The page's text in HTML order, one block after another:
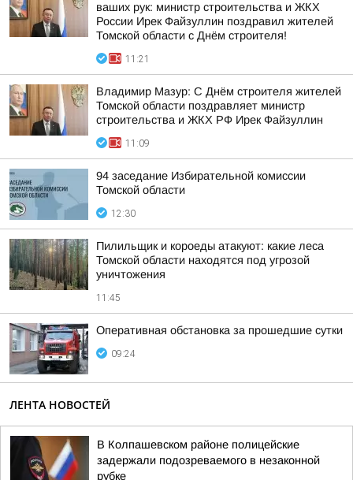
ваших рук: министр строительства и ЖКХ
России Ирек Файзуллин поздравил жителей
Томской области с Днём строителя!
11:21
Владимир Мазур: С Днём строителя жителей
Томской области поздравляет министр
строительства и ЖКХ РФ Ирек Файзуллин
11:09
94 заседание Избирательной комиссии
Томской области
12:30
Пилильщик и короеды атакуют: какие леса
Томской области находятся под угрозой
уничтожения
11:45
Оперативная обстановка за прошедшие сутки
09:24
ЛЕНТА НОВОСТЕЙ
В Колпашевском районе полицейские
задержали подозреваемого в незаконной
рубке